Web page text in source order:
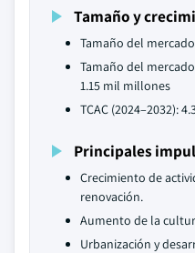
Tamaño y
Tamaño del
Tamaño del
1.15 mil millones
TCAC (2024–2032):
Principales
Crecimiento de
renovación.
Aumento de la
Urbanización y